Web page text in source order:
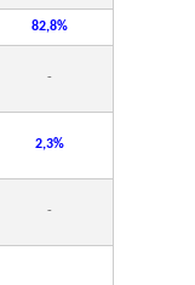
82,8%
-
2,3%
-